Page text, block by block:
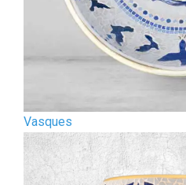
Vasques